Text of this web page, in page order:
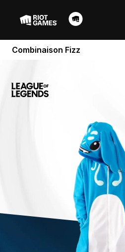
Combinaison Fizz